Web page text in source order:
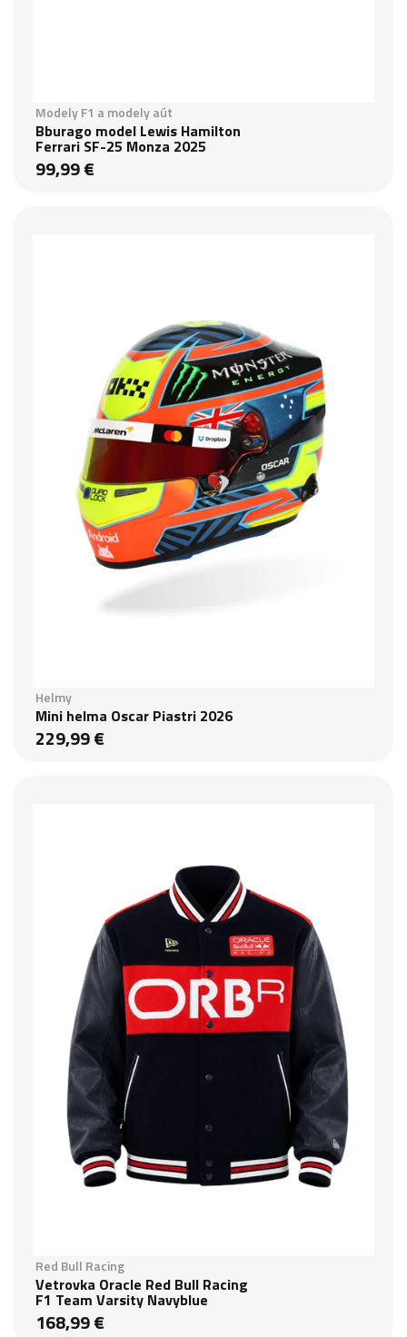
Modely F1 a modely aút
Bburago model Lewis Hamilton
Ferrari SF-25 Monza 2025
99,99 €
Helmy
Mini helma Oscar Piastri 2026
229,99 €
Red Bull Racing
Vetrovka Oracle Red Bull Racing
F1 Team Varsity Navyblue
168,99 €